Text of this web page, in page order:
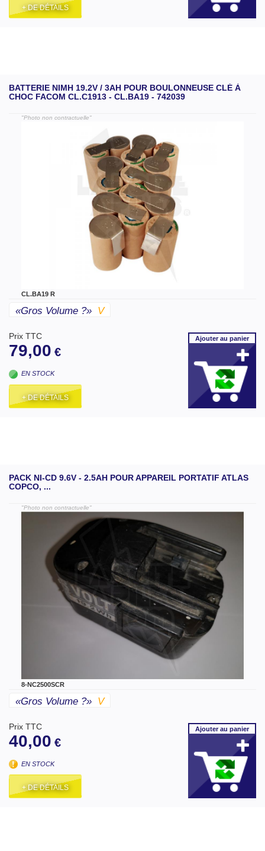
+ DE DÉTAILS
BATTERIE NIMH 19.2V / 3AH POUR BOULONNEUSE CLÉ À
CHOC FACOM CL.C1913 - CL.BA19 - 742039
"Photo non contractuelle"
CL.BA19 R
«gros Volume ?» V
Prix TTC
79,00 €
EN STOCK
+ DE DÉTAILS
Ajouterau panier
PACK NI-CD 9.6V - 2.5AH POUR APPAREIL PORTATIF ATLAS
COPCO, ...
"Photo non contractuelle"
8-NC2500SCR
«gros Volume ?» V
Prix TTC
40,00 €
EN STOCK
+ DE DÉTAILS
Ajouterau panier